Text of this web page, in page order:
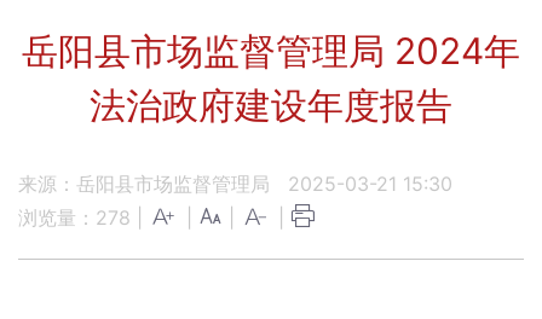
岳阳县市场监督管理局 2024年
法治政府建设年度报告
来源：岳阳县市场监督管理局
2025-03-21 15:30
浏览量： 278